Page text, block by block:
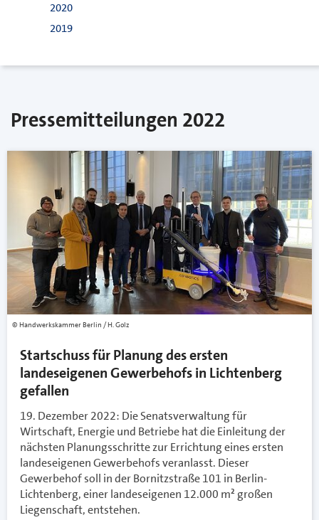
2020
2019
Pressemitteilungen 2022
Handwerkskammer Berlin / H. Golz
Startschuss für Planung des ersten
landeseigenen Gewerbehofs in Lichtenberg
gefallen
19. Dezember 2022: Die Senatsverwaltung für
Wirtschaft, Energie und Betriebe hat die Einleitung der
nächsten Planungsschritte zur Errichtung eines ersten
landeseigenen Gewerbehofs veranlasst. Dieser
Gewerbehof soll in der Bornitzstraße 101 in Berlin-
Lichtenberg, einer landeseigenen 12.000 m² großen
Liegenschaft, entstehen.